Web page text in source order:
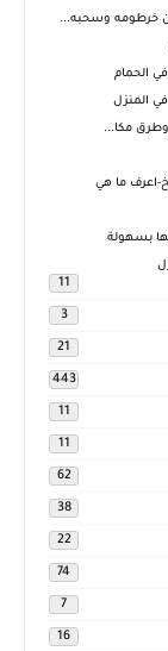
خرطومه وسحبه...
الحمام
المنزل
وطرق مكا...
اعرف ما هي
بسهولة
11
3
21
443
11
11
62
38
22
74
7
16